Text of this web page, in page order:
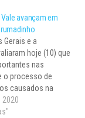
avançam em
Gerais e a
hoje (10) que
nas
o processo de
causados na
(MG). A terceira
discutir o principal
2020